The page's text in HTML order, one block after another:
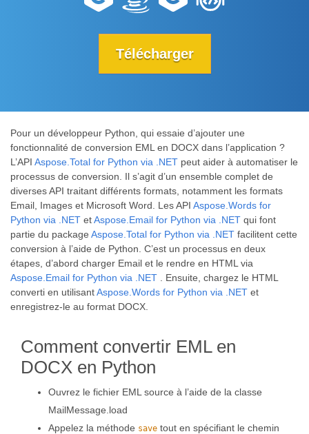
Télécharger
Pour un développeur Python, qui essaie d’ajouter une
fonctionnalité de conversion EML en DOCX dans l’application ?
L’API Aspose.Total for Python via .NET peut aider à automatiser le
processus de conversion. Il s’agit d’un ensemble complet de
diverses API traitant différents formats, notamment les formats
Email, Images et Microsoft Word. Les API Aspose.Words for
Python via .NET etAspose.Email for Python via .NET qui font
partie du package Aspose.Total for Python via .NET facilitent cette
conversion à l’aide de Python. C’est un processus en deux
étapes, d’abord charger Email et le rendre en HTML via
Aspose.Email for Python via .NET . Ensuite, chargez le HTML
converti en utilisantAspose.Words for Python via .NET et
enregistrez-le au format DOCX.
Comment convertir EML en
DOCX en Python
Ouvrez le fichier EML source à l’aide de la classe
MailMessage.load
Appelez la méthode save tout en spécifiant le chemin